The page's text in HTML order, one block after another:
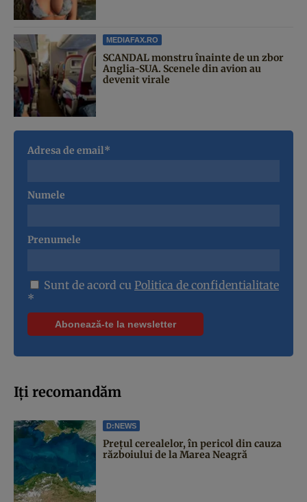
MEDIAFAX.RO
SCANDAL monstru înainte de un zbor
Anglia-SUA. Scenele din avion au
devenit virale
Adresa de email*
Numele
Prenumele
Sunt de acord cu Politica de confidentialitate
*
Iți recomandăm
D:NEWS
Prețul cerealelor, în pericol din cauza
războiului de la Marea Neagră